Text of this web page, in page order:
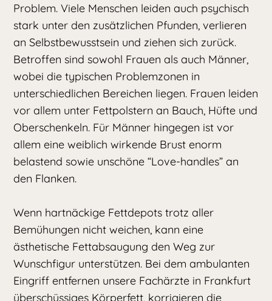
Problem. Viele Menschen leiden auch psychisch
stark unter den zusätzlichen Pfunden, verlieren
an Selbstbewusstsein und ziehen sich zurück.
Betroffen sind sowohl Frauen als auch Männer,
wobei die typischen Problemzonen in
unterschiedlichen Bereichen liegen. Frauen leiden
vor allem unter Fettpolstern an Bauch, Hüfte und
Oberschenkeln. Für Männer hingegen ist vor
allem eine weiblich wirkende Brust enorm
belastend sowie unschöne “Love-handles” an
den Flanken.
Wenn hartnäckige Fettdepots trotz aller
Bemühungen nicht weichen, kann eine
ästhetische Fettabsaugung den Weg zur
Wunschfigur unterstützen. Bei dem ambulanten
Eingriff entfernen unsere Fachärzte in Frankfurt
überschüssiges Körperfett, korrigieren die